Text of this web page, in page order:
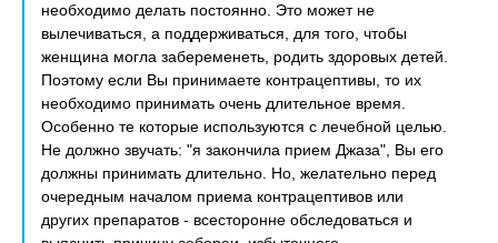
необходимо делать постоянно. Это может не
вылечиваться, а поддерживаться, для того, чтобы
женщина могла забеременеть, родить здоровых детей.
Поэтому если Вы принимаете контрацептивы, то их
необходимо принимать очень длительное время.
Особенно те которые используются с лечебной целью.
Не должно звучать: "я закончила прием Джаза", Вы его
должны принимать длительно. Но, желательно перед
очередным началом приема контрацептивов или
других препаратов - всесторонне обследоваться и